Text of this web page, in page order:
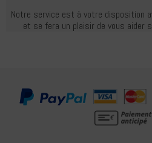
Notre service est à votre disposition
et se fera un plaisir de vous aider